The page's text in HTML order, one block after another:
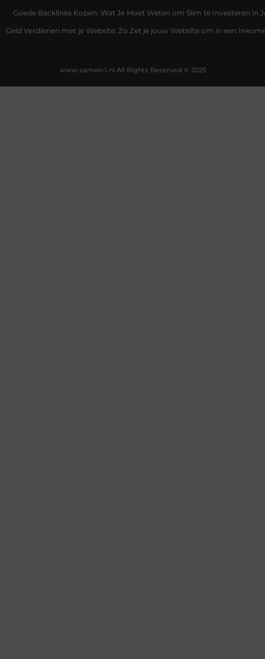
Goede Backlinks Kopen: Wat Je Moet Weten om Slim te Investeren in
Geld Verdienen met je Website: Zo Zet je jouw Website om in een
All Rights Reserved © 2025
www.samen-1.nl.